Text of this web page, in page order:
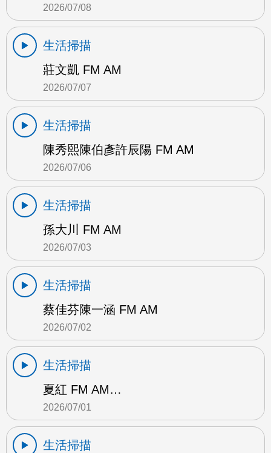
2026/07/08
生活掃描
莊文凱 FM AM
2026/07/07
生活掃描
陳秀熙陳伯彥許辰陽 FM AM
2026/07/06
生活掃描
孫大川 FM AM
2026/07/03
生活掃描
蔡佳芬陳一涵 FM AM
2026/07/02
生活掃描
夏紅 FM AM…
2026/07/01
生活掃描